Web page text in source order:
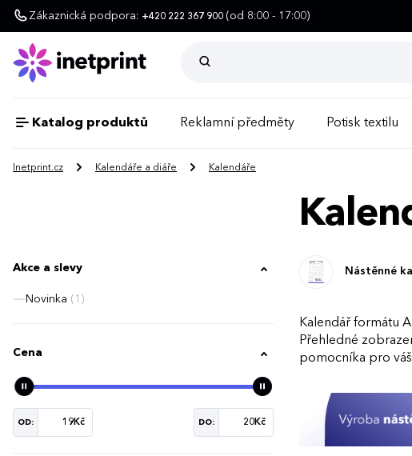
Zákaznická podpora: +420 222 367 900 (od 8:00 - 17:00)
Katalog produktů Reklamní předměty Potisk textilu
Inetprint.cz Kalendáře a diáře Kalendáře
Akce a slevy
Novinka (1)
Cena
OD: DO:
Nástěnné
Kalendář formátu
Přehledné
pomocníka pro